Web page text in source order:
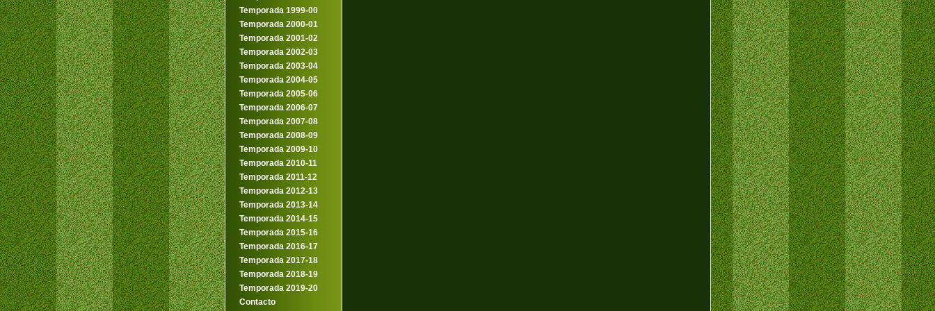
Temporada 1999-00
Temporada 2000-01
Temporada 2001-02
Temporada 2002-03
Temporada 2003-04
Temporada 2004-05
Temporada 2005-06
Temporada 2006-07
Temporada 2007-08
Temporada 2008-09
Temporada 2009-10
Temporada 2010-11
Temporada 2011-12
Temporada 2012-13
Temporada 2013-14
Temporada 2014-15
Temporada 2015-16
Temporada 2016-17
Temporada 2017-18
Temporada 2018-19
Temporada 2019-20
Contacto